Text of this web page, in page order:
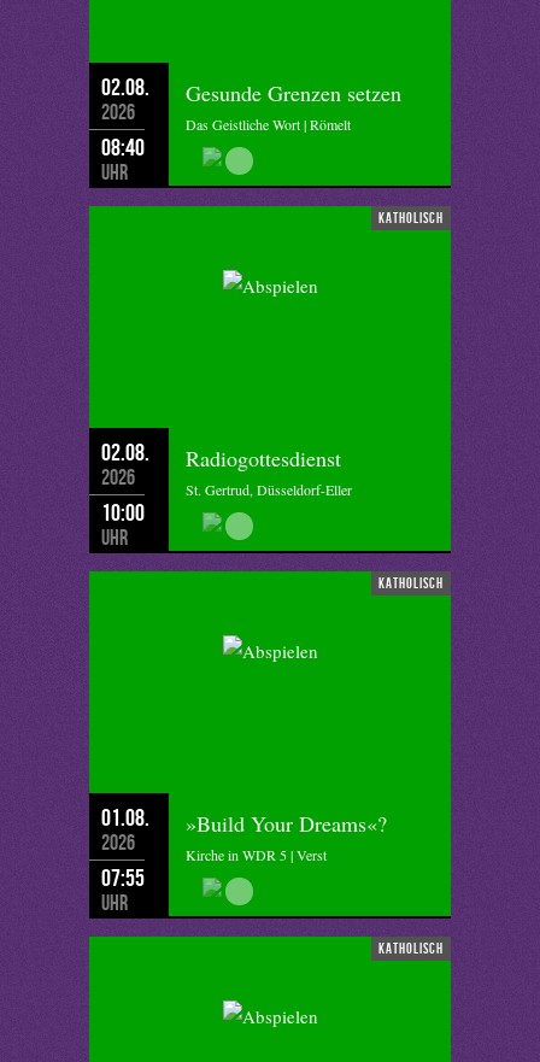
02.08.
2026
08:40
Uhr
Gesunde Grenzen setzen
Das Geistliche Wort | Römelt
katholisch
02.08.
2026
10:00
Uhr
Radiogottesdienst
St. Gertrud, Düsseldorf-Eller
katholisch
01.08.
2026
07:55
Uhr
»Build Your Dreams«?
Kirche in WDR 5 | Verst
katholisch